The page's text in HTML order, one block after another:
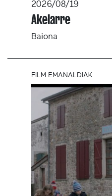
2026/08/19
Akelarre
Baiona
FILM EMANALDIAK